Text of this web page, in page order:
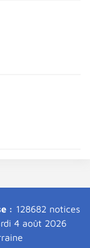
: 128682 notices
4 août 2026